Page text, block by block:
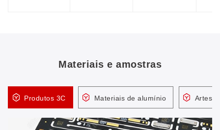
Materiais e amostras
Produtos 3C Materiais de alumínio